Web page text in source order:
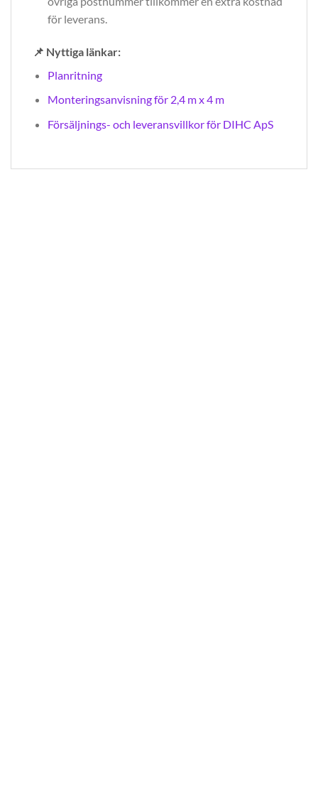
för leverans.
📌 Nyttiga länkar:
Planritning
Monteringsanvisning för 2,4 m x 4 m
Försäljnings- och leveransvillkor för DIHC ApS